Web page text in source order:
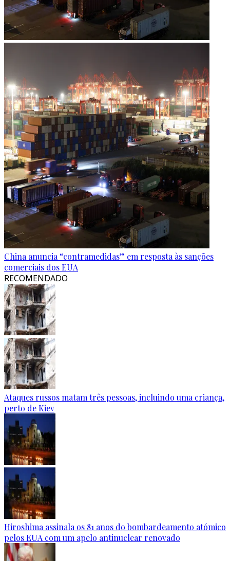
China anuncia “contramedidas” em resposta às sanções
comerciais dos EUA
RECOMENDADO
Ataques russos matam três pessoas, incluindo uma criança,
perto de Kiev
Hiroshima assinala os 81 anos do bombardeamento atómico
pelos EUA com um apelo antinuclear renovado